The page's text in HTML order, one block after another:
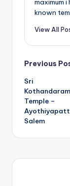
known
View All
Post
Previous
Sri
Temple –
Salem